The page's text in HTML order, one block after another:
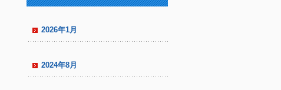
2026年1月
2024年8月